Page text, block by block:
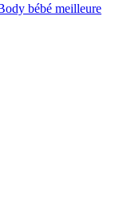
bébé meilleure